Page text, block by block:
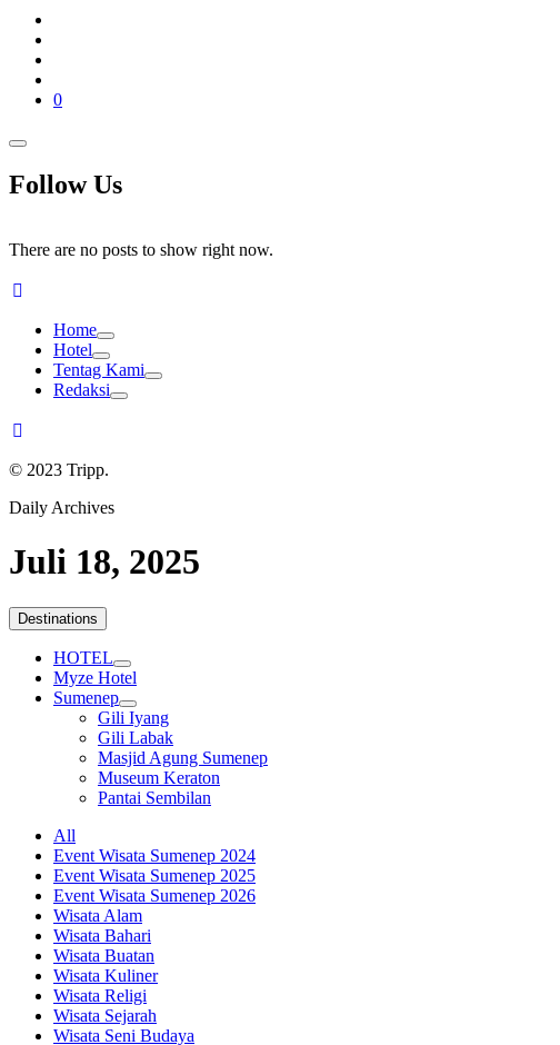
0
Follow Us
There are no posts to show right now.
Home
Hotel
Tentag Kami
Redaksi
© 2023 Tripp.
Daily Archives
Juli 18, 2025
Destinations
HOTEL
Myze Hotel
Sumenep
Gili Iyang
Gili Labak
Masjid Agung Sumenep
Museum Keraton
Pantai Sembilan
All
Event Wisata Sumenep 2024
Event Wisata Sumenep 2025
Event Wisata Sumenep 2026
Wisata Alam
Wisata Bahari
Wisata Buatan
Wisata Kuliner
Wisata Religi
Wisata Sejarah
Wisata Seni Budaya